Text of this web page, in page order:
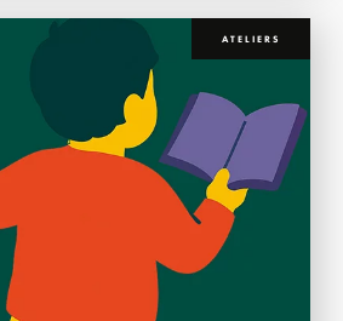
ATELIERS